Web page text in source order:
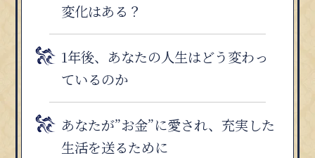
変化はある？
1年後、あなたの人生はどう変わっ
ているのか
あなたが”お金”に愛され、充実した
生活を送るために